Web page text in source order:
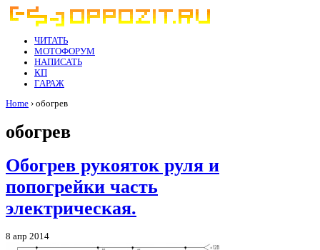
ЧИТАТЬ
МОТОФОРУМ
НАПИСАТЬ
КП
ГАРАЖ
Home › обогрев
обогрев
Обогрев рукояток руля и
попогрейки часть
электрическая.
8 апр 2014